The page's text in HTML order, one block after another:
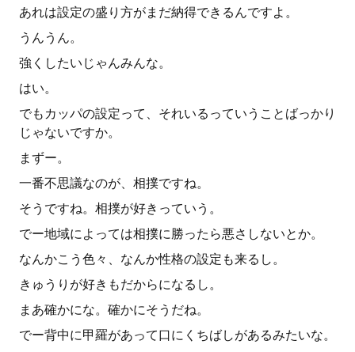
あれは設定の盛り方がまだ納得できるんですよ。
うんうん。
強くしたいじゃんみんな。
はい。
でもカッパの設定って、それいるっていうことばっかり
じゃないですか。
まずー。
一番不思議なのが、相撲ですね。
そうですね。相撲が好きっていう。
でー地域によっては相撲に勝ったら悪さしないとか。
なんかこう色々、なんか性格の設定も来るし。
きゅうりが好きもだからになるし。
まあ確かにな。確かにそうだね。
でー背中に甲羅があって口にくちばしがあるみたいな。